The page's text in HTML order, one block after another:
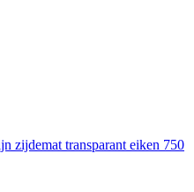
zijdemat transparant eiken 750